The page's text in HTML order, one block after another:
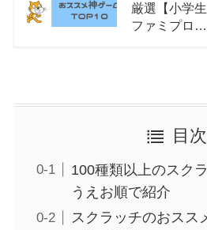
厳選【小学
ファミプロ…
目次
100種類以上のスク
うえお順で紹介
スクラッチのおスス